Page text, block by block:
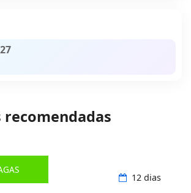
12 dias